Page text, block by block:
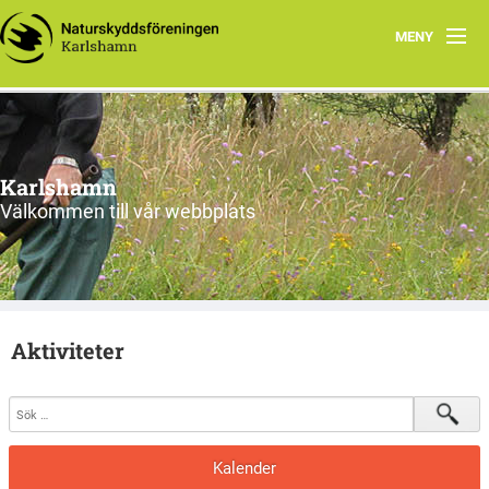
MENY
Hem
Om oss
Aktiviteter
Smultronställen
Pristävlingar
Övrigt
Karlshamn
Välkommen till vår webbplats
Aktiviteter
Kalender